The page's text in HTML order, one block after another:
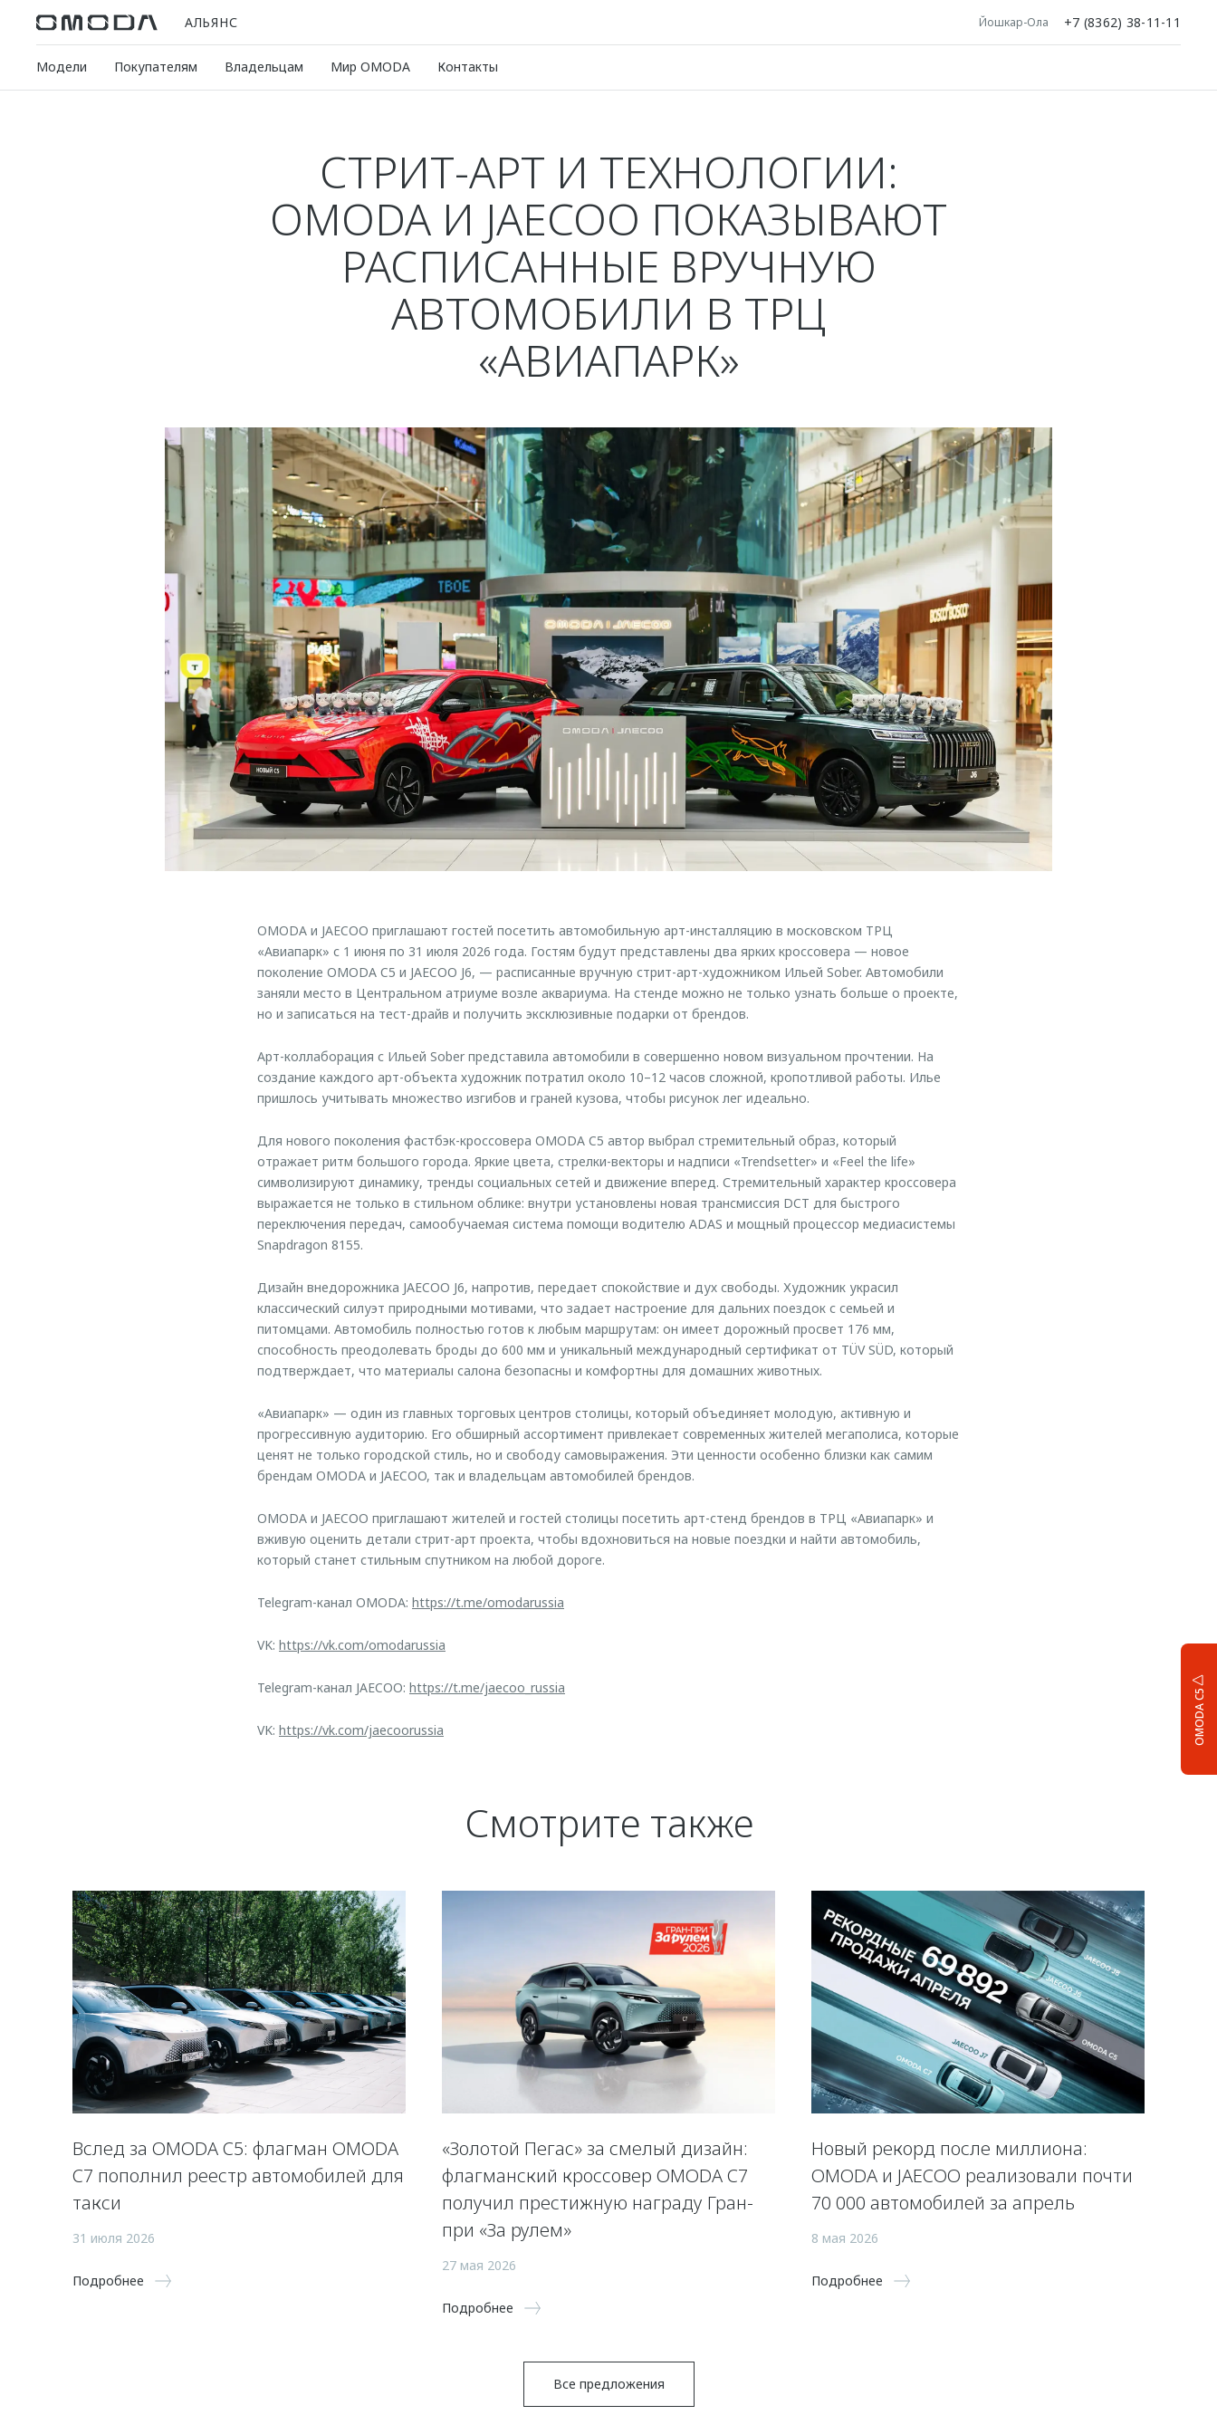
АЛЬЯНС Йошкар-Ола +7 (8362) 38-11-11
Модели Покупателям Владельцам Мир OMODA Контакты
OMODA C5
СТРИТ-АРТ И ТЕХНОЛОГИИ:
OMODA И JAECOO ПОКАЗЫВАЮТ
РАСПИСАННЫЕ ВРУЧНУЮ
АВТОМОБИЛИ В ТРЦ
«АВИАПАРК»
OMODA и JAECOO приглашают гостей посетить автомобильную арт-инсталляцию в московском ТРЦ
«Авиапарк» с 1 июня по 31 июля 2026 года. Гостям будут представлены два ярких кроссовера — новое
поколение OMODA C5 и JAECOO J6, — расписанные вручную стрит-арт-художником Ильей Sober. Автомобили
заняли место в Центральном атриуме возле аквариума. На стенде можно не только узнать больше о проекте,
но и записаться на тест-драйв и получить эксклюзивные подарки от брендов.
Арт-коллаборация с Ильей Sober представила автомобили в совершенно новом визуальном прочтении. На
создание каждого арт-объекта художник потратил около 10–12 часов сложной, кропотливой работы. Илье
пришлось учитывать множество изгибов и граней кузова, чтобы рисунок лег идеально.
Для нового поколения фастбэк-кроссовера OMODA C5 автор выбрал стремительный образ, который
отражает ритм большого города. Яркие цвета, стрелки-векторы и надписи «Trendsetter» и «Feel the life»
символизируют динамику, тренды социальных сетей и движение вперед. Стремительный характер кроссовера
выражается не только в стильном облике: внутри установлены новая трансмиссия DCT для быстрого
переключения передач, самообучаемая система помощи водителю ADAS и мощный процессор медиасистемы
Snapdragon 8155.
Дизайн внедорожника JAECOO J6, напротив, передает спокойствие и дух свободы. Художник украсил
классический силуэт природными мотивами, что задает настроение для дальних поездок с семьей и
питомцами. Автомобиль полностью готов к любым маршрутам: он имеет дорожный просвет 176 мм,
способность преодолевать броды до 600 мм и уникальный международный сертификат от TÜV SÜD, который
подтверждает, что материалы салона безопасны и комфортны для домашних животных.
«Авиапарк» — один из главных торговых центров столицы, который объединяет молодую, активную и
прогрессивную аудиторию. Его обширный ассортимент привлекает современных жителей мегаполиса, которые
ценят не только городской стиль, но и свободу самовыражения. Эти ценности особенно близки как самим
брендам OMODA и JAECOO, так и владельцам автомобилей брендов.
OMODA и JAECOO приглашают жителей и гостей столицы посетить арт-стенд брендов в ТРЦ «Авиапарк» и
вживую оценить детали стрит-арт проекта, чтобы вдохновиться на новые поездки и найти автомобиль,
который станет стильным спутником на любой дороге.
Telegram-канал OMODA: https://t.me/omodarussia
VK: https://vk.com/omodarussia
Telegram-канал JAECOO: https://t.me/jaecoo_russia
VK: https://vk.com/jaecoorussia
Смотрите также
Вслед за OMODA C5: флагман OMODA
C7 пополнил реестр автомобилей для
такси
31 июля 2026
Подробнее
«Золотой Пегас» за смелый дизайн:
флагманский кроссовер OMODA C7
получил престижную награду Гран-
при «За рулем»
27 мая 2026
Подробнее
Новый рекорд после миллиона:
OMODA и JAECOO реализовали почти
70 000 автомобилей за апрель
8 мая 2026
Подробнее
Все предложения